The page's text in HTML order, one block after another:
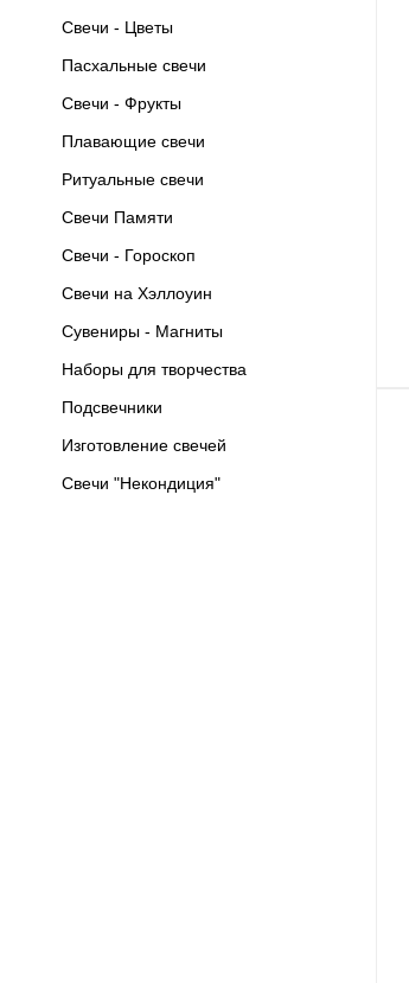
Свечи - Цветы
Пасхальные свечи
Свечи - Фрукты
Плавающие свечи
Ритуальные свечи
Свечи Памяти
Свечи - Гороскоп
Свечи на Хэллоуин
Сувениры - Магниты
Наборы для творчества
Подсвечники
Изготовление свечей
Свечи "Некондиция"